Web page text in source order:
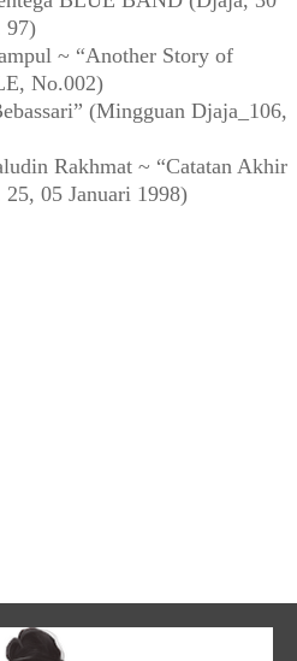
97)
~ “Another Story of
No.002)
(Mingguan Djaja_106,
Rakhmat ~ “Catatan Akhir
05 Januari 1998)